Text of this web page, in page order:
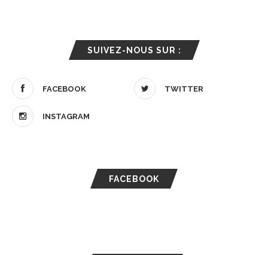
SUIVEZ-NOUS SUR :
FACEBOOK TWITTER
INSTAGRAM
FACEBOOK